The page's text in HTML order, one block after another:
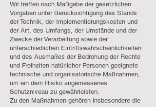
Wir treffen nach Maßgabe der gesetzlichen
Vorgaben unter Berücksichtigung des Stands
der Technik, der Implementierungskosten und
der Art, des Umfangs, der Umstände und der
Zwecke der Verarbeitung sowie der
unterschiedlichen Eintrittswahrscheinlichkeiten
und des Ausmaßes der Bedrohung der Rechte
und Freiheiten natürlicher Personen geeignete
technische und organisatorische Maßnahmen,
um ein dem Risiko angemessenes
Schutzniveau zu gewährleisten.
Zu den Maßnahmen gehören insbesondere die